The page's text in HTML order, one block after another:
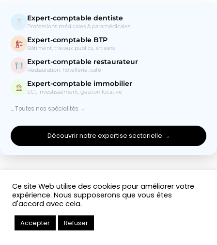
Expert-comptable dentiste
Professions médicales & paramédicales
Expert-comptable BTP
Bâtiment, travaux publics, artisans
Expert-comptable restaurateur
Restauration, hôtellerie, café
Expert-comptable immobilier
SCI, investissement, gestion locative
… Toutes nos spécialités →
Découvrir notre expertise sectorielle →
Ce site Web utilise des cookies pour améliorer votre
expérience. Nous supposerons que vous êtes
d'accord avec cela.
Accepter Refuser